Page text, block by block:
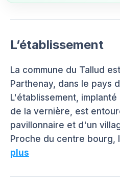
L’établissement
La commune du Tallud
Parthenay, dans le pays
L'établissement, implanté
de la vernière, est
pavillonnaire et d'un
Proche du centre bourg,
plus